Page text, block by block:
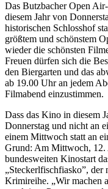
Das Butzbacher Open
diesem Jahr von
historischen Schlosshof
größtem und schönstem
wieder die schönsten
Freuen dürfen sich die
den Biergarten und das
ab 19.00 Uhr an jedem
Filmabend einzustimmen.
Dass das Kino in diesem
Donnerstag und nicht an
einem Mittwoch statt an
Grund: Am Mittwoch, 12.
bundesweiten Kinostart
„Steckerlfischfiasko”, der
Krimireihe. „Wir machen